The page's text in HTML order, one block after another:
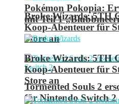
Broke Wizards: 5TH
Koop-Abenteuer für
Store an
Tormented Souls 2
für Nintendo Switch 2
Pokémon Pokopia:
mit Teil 1
Broke Wizards: 5TH
Koop-Abenteuer für
Store an